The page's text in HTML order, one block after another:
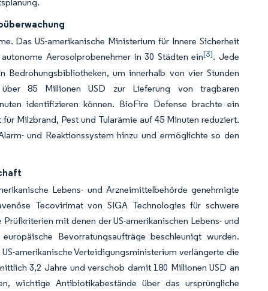
Das US-amerikanische Ministerium für Innere Sicherheit
Aerosolprobenehmer in 30 Städten ein[3]. Jede
Bedrohungsbibliotheken, um innerhalb von vier Stunden
85 Millionen USD zur Lieferung von tragbaren
identifizieren können. BioFire Defense brachte ein
Milzbrand, Pest und Tularämie auf 45 Minuten reduziert.
und Reaktionssystem hinzu und ermöglichte so den
Lebens- und Arzneimittelbehörde genehmigte
Tecovirimat von SIGA Technologies für schwere
mit denen der US-amerikanischen Lebens- und
Bevorratungsaufträge beschleunigt wurden.
amerikanische Verteidigungsministerium verlängerte die
3,2 Jahre und verschob damit 180 Millionen USD an
wichtige Antibiotikabestände über das ursprüngliche